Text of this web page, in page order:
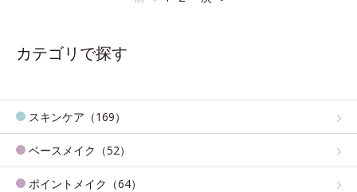
カテゴリで探す
スキンケア（169）
ベースメイク（52）
ポイントメイク（64）